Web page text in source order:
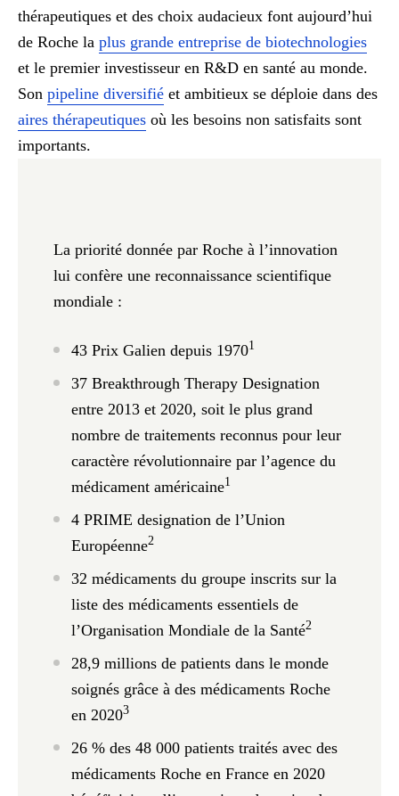
thérapeutiques et des choix audacieux font aujourd’hui
de Roche la plus grande entreprise de biotechnologies
et le premier investisseur en R&D en santé au monde.
Son pipeline diversifié et ambitieux se déploie dans des
aires thérapeutiques où les besoins non satisfaits sont
importants.
La priorité donnée par Roche à l’innovation
lui confère une reconnaissance scientifique
mondiale :
43 Prix Galien depuis 19701
37 Breakthrough Therapy Designation
entre 2013 et 2020, soit le plus grand
nombre de traitements reconnus pour leur
caractère révolutionnaire par l’agence du
médicament américaine1
4 PRIME designation de l’Union
Européenne2
32 médicaments du groupe inscrits sur la
liste des médicaments essentiels de
l’Organisation Mondiale de la Santé2
28,9 millions de patients dans le monde
soignés grâce à des médicaments Roche
en 20203
26 % des 48 000 patients traités avec des
médicaments Roche en France en 2020